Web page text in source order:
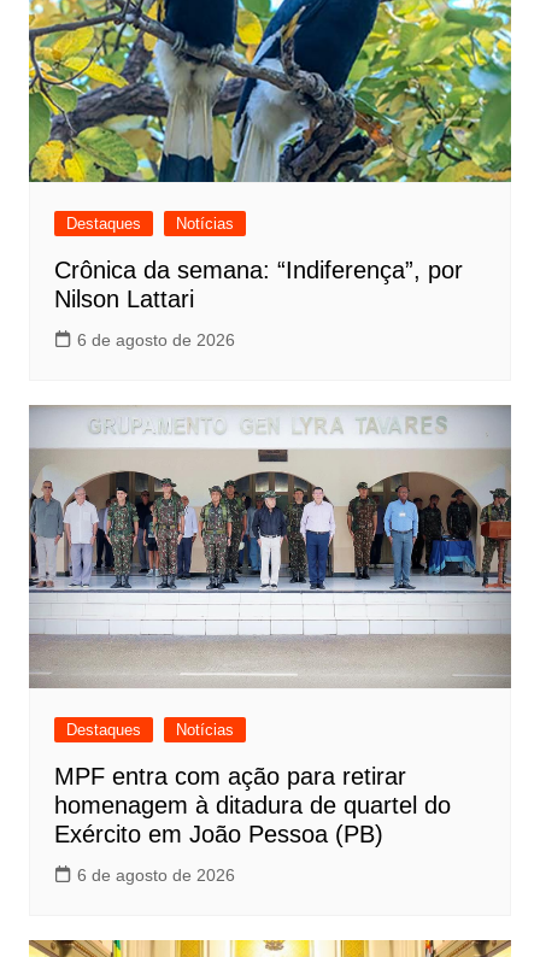
Destaques Notícias
Crônica da semana: “Indiferença”, por
Nilson Lattari
6 de agosto de 2026
Destaques Notícias
MPF entra com ação para retirar
homenagem à ditadura de quartel do
Exército em João Pessoa (PB)
6 de agosto de 2026